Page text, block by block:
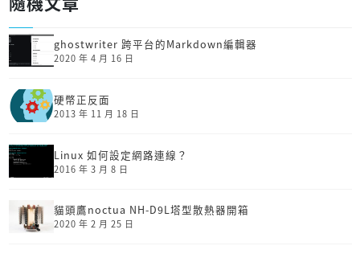
ghostwriter 跨平台的Markdown編輯器
2020 年 4 月 16 日
硬幣正反面
2013 年 11 月 18 日
Linux 如何設定網路連線？
2016 年 3 月 8 日
貓頭鷹noctua NH-D9L塔型散熱器開箱
2020 年 2 月 25 日